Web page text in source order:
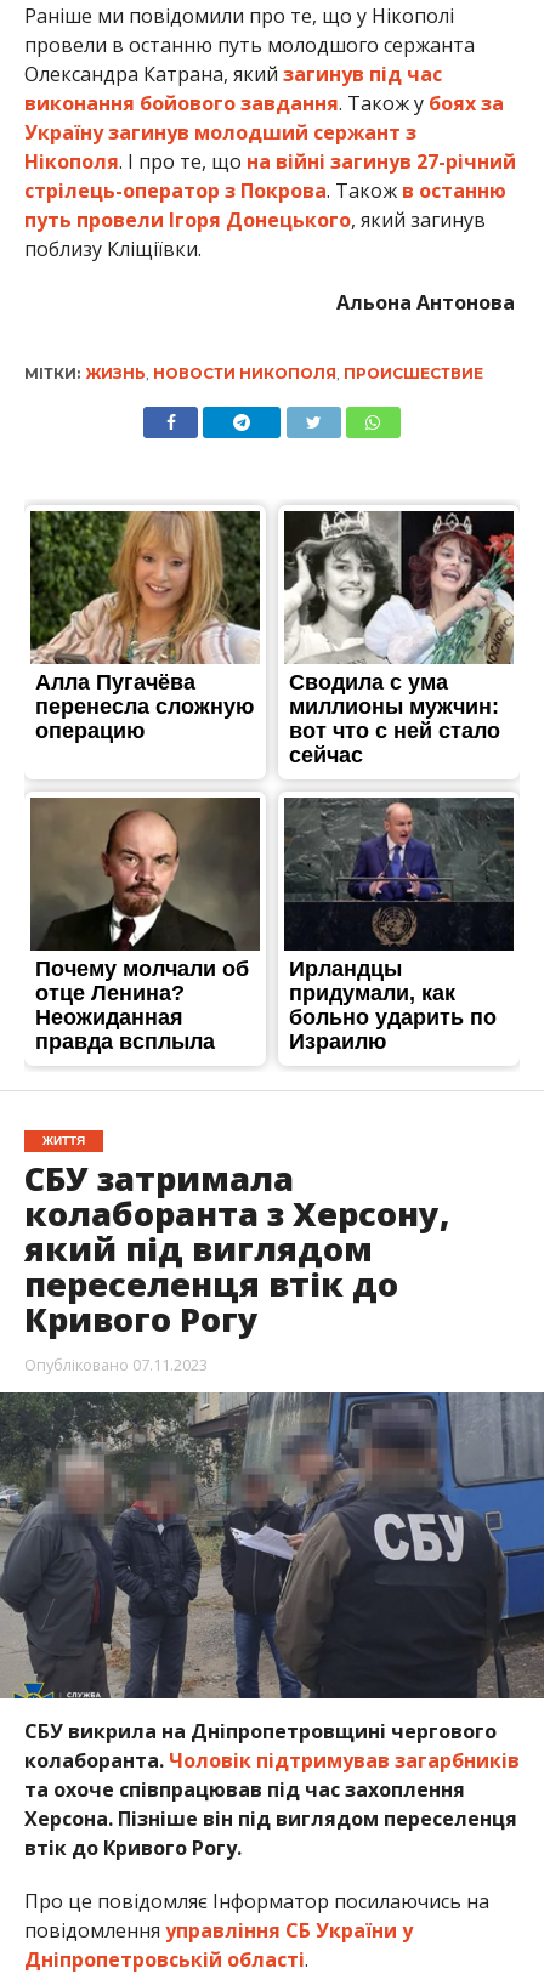
Раніше ми повідомили про те, що у Нікополі
провели в останню путь молодшого сержанта
Олександра Катрана, який загинув під час
виконання бойового завдання. Також убоях за
Україну загинув молодший сержант з
Нікополя. І про те, що на війні загинув 27-річний
стрілець-оператор з Покрова. Також в останню
путь провели Ігоря Донецького, який загинув
поблизу Кліщіївки.
Альона Антонова
МІТКИ: ЖИЗНЬ НОВОСТИ НИКОПОЛЯ ПРОИСШЕСТВИЕ
ЖИТТЯ
СБУ затримала
колаборанта з Херсону,
який під виглядом
переселенця втік до
Кривого Рогу
Опубліковано 07.11.2023
СБУ викрила на Дніпропетровщині чергового
колаборанта. Чоловік підтримував загарбників
та охоче співпрацював під час захоплення
Херсона. Пізніше він під виглядом переселенця
втік до Кривого Рогу.
Про це повідомляє Інформатор посилаючись на
повідомлення управління СБ України у
Дніпропетровській області.